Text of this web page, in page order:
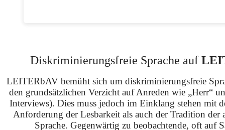
Diskriminierungsfreie Sprache auf
LEITERbAV bemüht sich um diskriminierungsfreie
den grundsätzlichen Verzicht auf Anreden wie „Herr“
Interviews). Dies muss jedoch im Einklang stehen mit
Anforderung der Lesbarkeit als auch der Tradition der
Sprache. Gegenwärtig zu beobachtende, oft auf